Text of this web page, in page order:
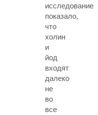
исследование
показало,
что
холин
и
йод
входят
далеко
не
во
все